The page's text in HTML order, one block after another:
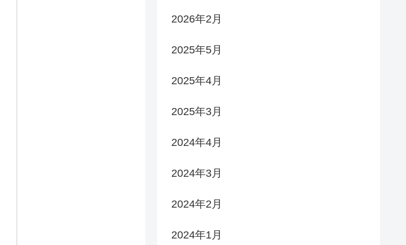
2026年2月
2025年5月
2025年4月
2025年3月
2024年4月
2024年3月
2024年2月
2024年1月